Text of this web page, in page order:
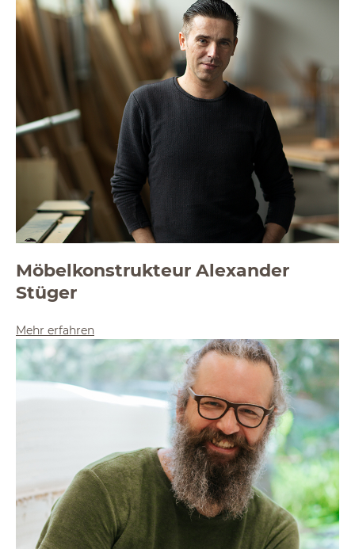
Möbelkonstrukteur Alexander
Stüger
Mehr erfahren